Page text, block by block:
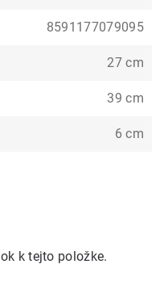
8591177079095
27 cm
39 cm
6 cm
k tejto položke.